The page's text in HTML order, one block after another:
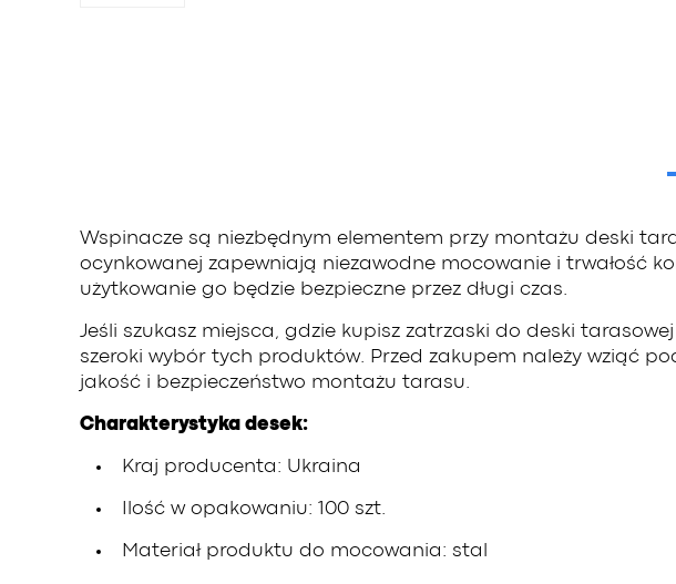
Wspinacze są niezbędnym elementem przy montażu deski
ocynkowanej zapewniają niezawodne mocowanie i trwałość
użytkowanie go będzie bezpieczne przez długi czas.
Jeśli szukasz miejsca, gdzie kupisz zatrzaski do deski
szeroki wybór tych produktów. Przed zakupem należy wziąć
jakość i bezpieczeństwo montażu tarasu.
Charakterystyka desek:
Kraj producenta: Ukraina
Ilość w opakowaniu: 100 szt.
Materiał produktu do mocowania: stal